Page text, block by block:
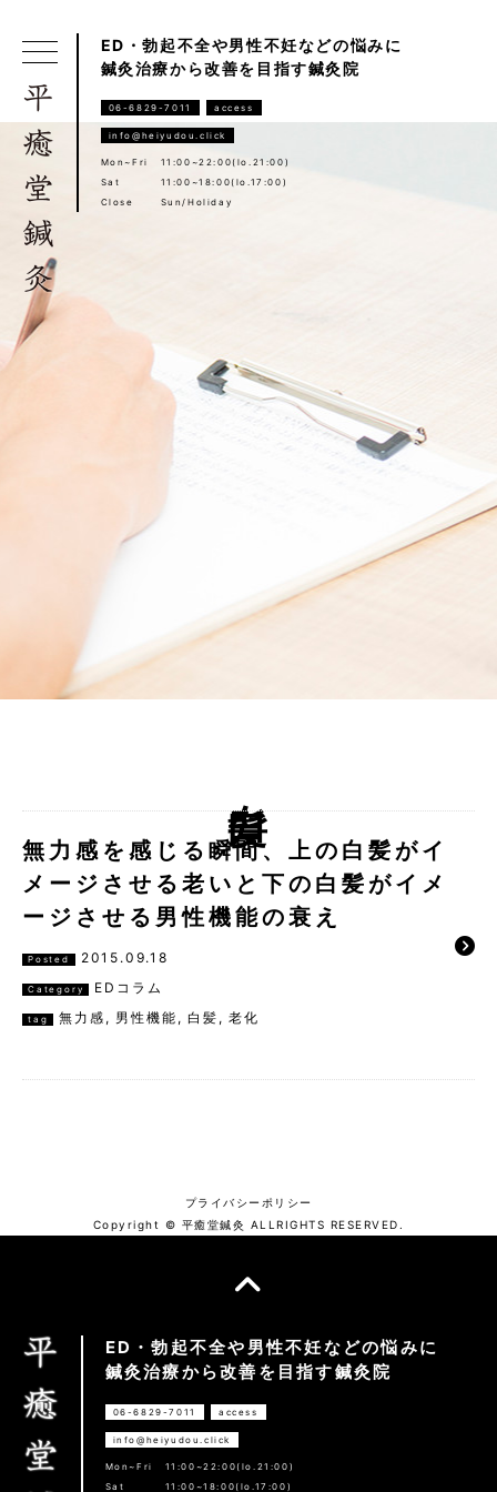
ED・勃起不全や男性不妊などの悩みに
鍼灸治療から改善を目指す鍼灸院
06-6829-7011 access
info@heiyudou.click
Mon~Fri
11:00~22:00(lo.21:00)
Sat
11:00~18:00(lo.17:00)
Close
Sun/Holiday
無力感を感じる瞬間、上の白髪がイ
メージさせる老いと下の白髪がイメ
ージさせる男性機能の衰え
Posted 2015.09.18
Category EDコラム
tag 無力感 , 男性機能 ,白髪 ,老化
プライバシーポリシー
Copyright © 平癒堂鍼灸 ALLRIGHTS RESERVED.
ED・勃起不全や男性不妊などの悩みに
鍼灸治療から改善を目指す鍼灸院
06-6829-7011 access
info@heiyudou.click
Mon~Fri
11:00~22:00(lo.21:00)
Sat
11:00~18:00(lo.17:00)